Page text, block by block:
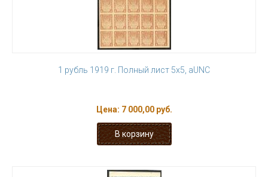
1 рубль 1919 г. Полный лист 5х5, aUNC
Цена: 7 000,00 руб.